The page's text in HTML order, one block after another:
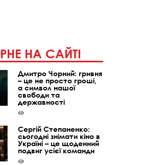
НА САЙТІ
Дмитро Чорний: гривня
– це не просто гроші,
а символ нашої
свободи та
державності
Сергій Степаненко:
сьогодні знімати кіно в
Україні – це щоденний
подвиг усієї команди